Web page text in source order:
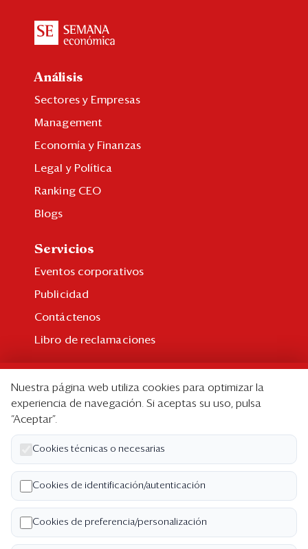
Análisis
Sectores y Empresas
Management
Economía y Finanzas
Legal y Política
Ranking CEO
Blogs
Servicios
Eventos corporativos
Publicidad
Contáctenos
Libro de reclamaciones
Suscripción individual
Paquetes corporativos
Edición Impresa
Nosotros
Quiénes somos
Código de ética
Términos y Condiciones
Nuestra página web utiliza cookies para optimizar la
experiencia de navegación. Si aceptas su uso, pulsa
“Aceptar”.
Cookies técnicas o necesarias
Cookies de identificación/autenticación
Cookies de preferencia/personalización